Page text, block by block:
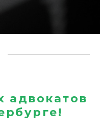
адвокатов